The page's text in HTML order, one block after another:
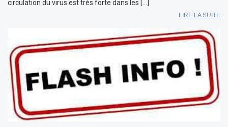
circulation du virus est très forte dans les […]
LIRE LA SUITE